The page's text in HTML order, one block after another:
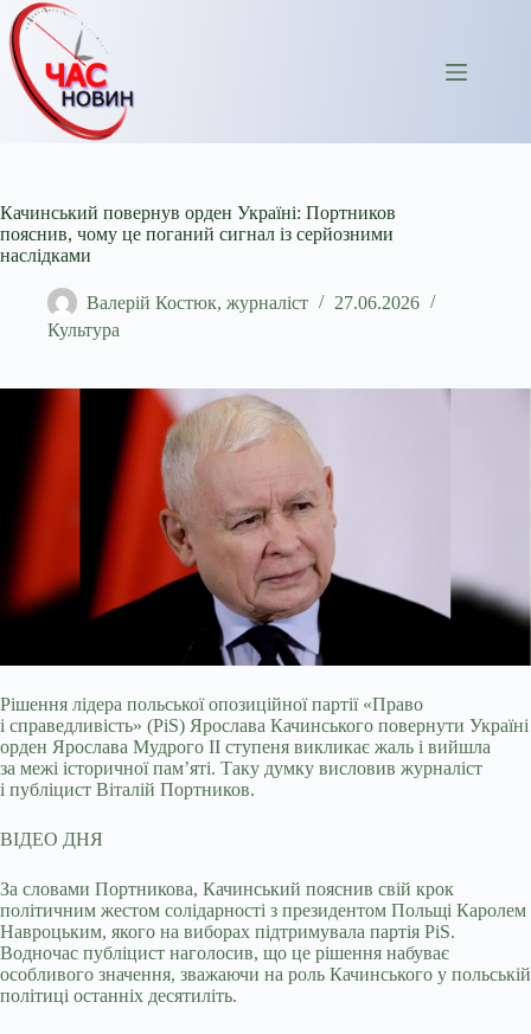
Перейти
до
вмісту
Качинський повернув орден Україні: Портников
пояснив, чому це поганий сигнал із серйозними
наслідками
Валерій Костюк, журналіст
27.06.2026
Культура
Рішення лідера польської опозиційної партії «Право
і справедливість» (PiS) Ярослава Качинського повернути Україні
орден Ярослава Мудрого II ступеня викликає жаль і вийшла
за межі історичної пам’яті. Таку думку висловив журналіст
і публіцист Віталій Портников.
ВІДЕО ДНЯ
За словами Портникова, Качинський пояснив свій крок
політичним жестом солідарності з президентом Польщі Каролем
Навроцьким, якого на виборах підтримувала партія PiS.
Водночас публіцист наголосив, що це рішення набуває
особливого значення, зважаючи на роль Качинського у польській
політиці останніх десятиліть.